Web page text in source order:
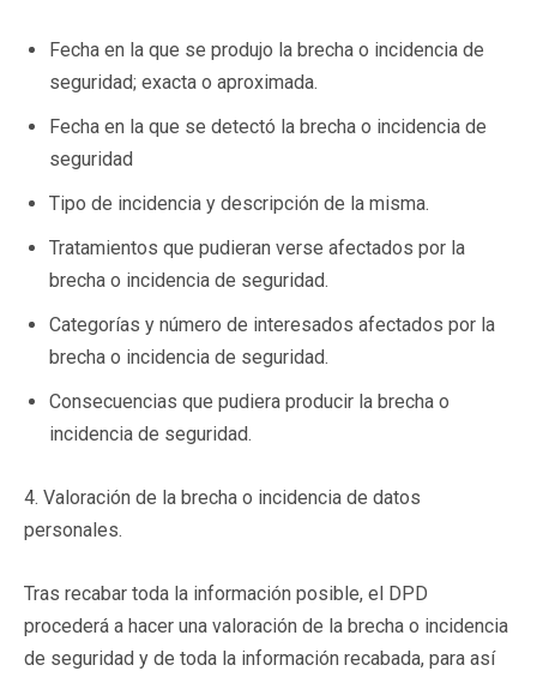
Fecha en la que se produjo la brecha o incidencia de
seguridad; exacta o aproximada.
Fecha en la que se detectó la brecha o incidencia de
seguridad
Tipo de incidencia y descripción de la misma.
Tratamientos que pudieran verse afectados por la
brecha o incidencia de seguridad.
Categorías y número de interesados afectados por la
brecha o incidencia de seguridad.
Consecuencias que pudiera producir la brecha o
incidencia de seguridad.
4. Valoración de la brecha o incidencia de datos
personales.
Tras recabar toda la información posible, el DPD
procederá a hacer una valoración de la brecha o incidencia
de seguridad y de toda la información recabada, para así